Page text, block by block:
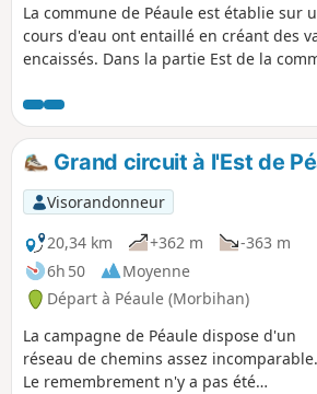
La commune de Péaule est établie sur
cours d'eau ont entaillé en créant des
encaissés. Dans la partie Est de la
forestières où il est agréable de poser
caduques sur les pentes et en fond de
sur les landes sommitales, tel est le
bien ombragée où les chemins creux
arborées.
Grand circuit à l'Est de
Visorandonneur
20,34 km
+362 m
-363 m
6h 50
Moyenne
Départ à Péaule (Morbihan)
La campagne de Péaule dispose d'un
réseau de chemins assez incomparable.
Le remembrement n'y a pas été